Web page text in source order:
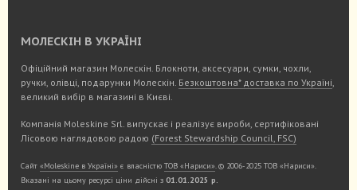
МОЛЕСКІН В УКРАЇНІ
Офіційний магазин Молескін. Блокноти, аксесуари, сумки, чохли,
ручки, олівці, подарунки Молескін. Безкоштовна* доставка по Україні
великий вибір в магазині в Києві.
Компанія Moleskine Srl. випускає і реалізує вироби, сертифіковані
Лісовою наглядовою радою (Forest Stewardship Council, FSC)
Сайт «Moleskine в Україні» є власністю ТОВ «Нариси». © 2006-2025 ТОВ «Нариси».
Вказані на цьому ресурсі ціни дійсні з 01.01.2025 р.